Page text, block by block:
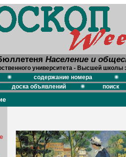
Население и
университета - Высшей школы
содержание номера
доска объявлений поиск